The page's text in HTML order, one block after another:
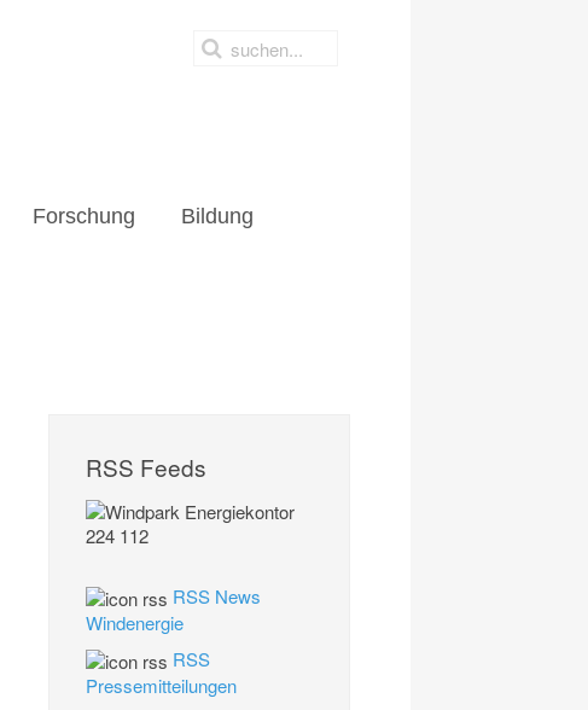
Forschung Bildung
RSS Feeds
RSS News
Windenergie
RSS
Pressemitteilungen